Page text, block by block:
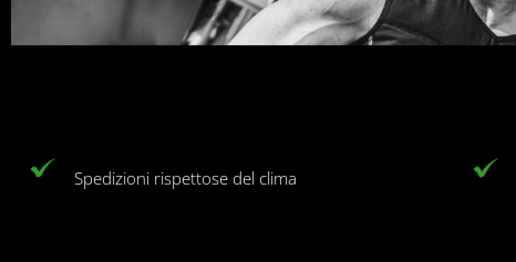
Spedizioni rispettose del clima